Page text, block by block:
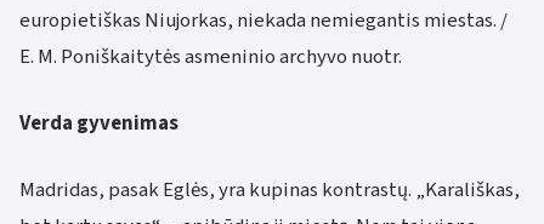
europietiškas Niujorkas, niekada nemiegantis miestas. /
E. M. Poniškaitytės asmeninio archyvo nuotr.
Verda gyvenimas
Madridas, pasak Eglės, yra kupinas kontrastų. „Karališkas,